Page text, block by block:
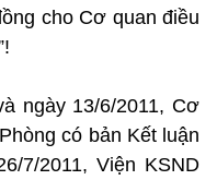
cho Cơ quan điều
ngày 13/6/2011, Cơ
có bản Kết luận
7/2011, Viện KSND